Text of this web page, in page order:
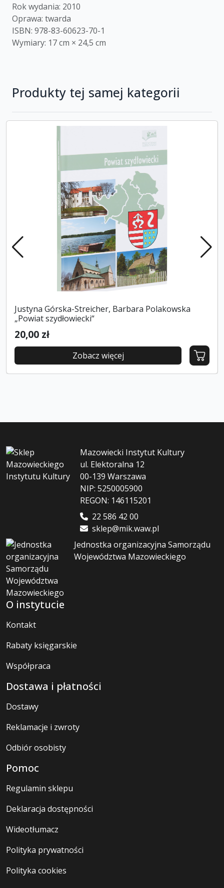
Rok wydania: 2010
Oprawa: twarda
ISBN: 978-83-60623-70-1
Wymiary: 17 cm × 24,5 cm
Produkty tej samej kategorii
Justyna Górska-Streicher, Barbara Polakowska
„Powiat szydłowiecki“
20,00 zł
Zobacz więcej
Mazowiecki Instytut Kultury
ul. Elektoralna 12
00-139 Warszawa
NIP: 5250005900
REGON: 146115201
22 586 42 00
sklep@mik.waw.pl
Jednostka organizacyjna Samorządu
Województwa Mazowieckiego
O instytucie
Kontakt
Rabaty księgarskie
Współpraca
Dostawa i płatności
Dostawy
Reklamacje i zwroty
Odbiór osobisty
Pomoc
Regulamin sklepu
Deklaracja dostępności
Wideotłumacz
Polityka prywatności
Polityka cookies